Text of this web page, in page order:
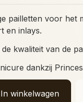
pailletten voor het
en inlays.
kwaliteit van de
dankzij
In winkelwagen